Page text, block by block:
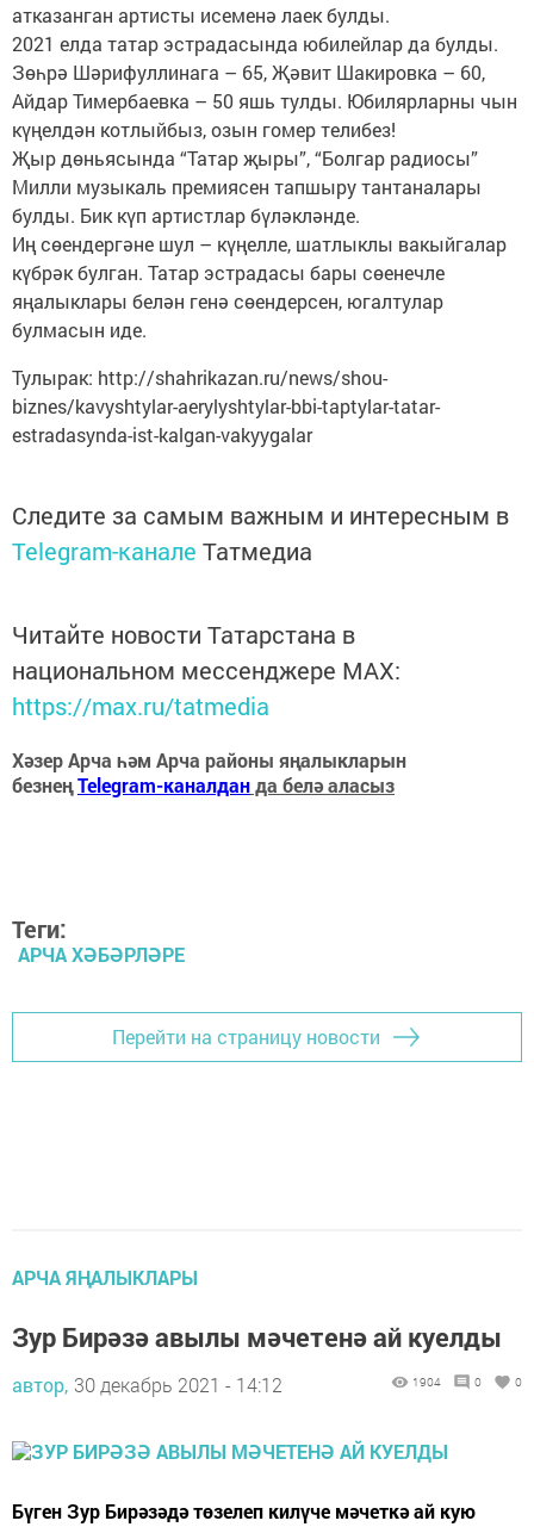
атказанган артисты исеменә лаек булды.
2021 елда татар эстрадасында юбилейлар да булды.
Зөһрә Шәрифуллинага – 65, Җәвит Шакировка – 60,
Айдар Тимербаевка – 50 яшь тулды. Юбилярларны чын
күңелдән котлыйбыз, озын гомер телибез!
Җыр дөньясында “Татар җыры”, “Болгар радиосы”
Милли музыкаль премиясен тапшыру тантаналары
булды. Бик күп артистлар бүләкләнде.
Иң сөендергәне шул – күңелле, шатлыклы вакыйгалар
күбрәк булган. Татар эстрадасы бары сөенечле
яңалыклары белән генә сөендерсен, югалтулар
булмасын иде.
Тулырак: http://shahrikazan.ru/news/shou-
biznes/kavyshtylar-aerylyshtylar-bbi-taptylar-tatar-
estradasynda-ist-kalgan-vakyygalar
Следите за самым важным и интересным в
Telegram-канале Татмедиа
Читайте новости Татарстана в
национальном мессенджере MАХ:
https://max.ru/tatmedia
Хәзер Арча һәм Арча районы яңалыкларын
безнеңTelegram-каналданда белә аласыз
Теги:
АРЧА ХӘБӘРЛӘРЕ
Перейти на страницу новости
АРЧА ЯҢАЛЫКЛАРЫ
Зур Бирәзә авылы мәчетенә ай куелды
автор, 30 декабрь 2021 - 14:12 1904 0 0
Бүген Зур Бирәзәдә төзелеп килүче мәчеткә ай кую